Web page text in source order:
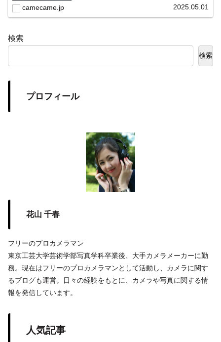
常に機種の内部リンク設計で回遊性向上と快適表
camecame.jp 2025.05.01
検索
検索
プロフィール
花山 千春
フリーのプロカメラマン
東京工芸大学芸術学部写真学科卒業後、大手カメラメーカーに勤
務。現在はフリーのプロカメラマンとして活動し、カメラに関す
るブログも運営。日々の経験をもとに、カメラや写真に関する情
報を発信しています。
人気記事